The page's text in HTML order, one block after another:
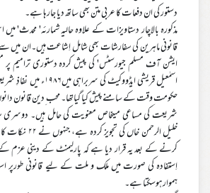
دستور کی ان دفعات کا عربی متن بھی ساتھ دیا جارہا ہے۔
مذکورہ بالاچار دستاویزات کے علاوہ حالیہ شمارئہ'
قانونی ماہرین کی سفارشات بھی شامل اِشاعت ہیں۔ان میں
ایشن آف مسلم جیورسٹس' کی پیش کردہ دستوری ترامیم
اسمٰعیل قریشی ایڈووکیٹ کی
حکومت ِوقت کے سامنے پیش کیا گیاتھا۔ محب ِدین قانون
شریعت کی مساعی میںخاص معنویت کی حامل ہیں۔
خلیل الرحمن خاں
کرنے کے بعد یہ قرار دیا ہے کہ پارلیمنٹ کے دینی عزم
اِستفادہ کی صورت میں ملک و ملت کے لیے قانونی طورپر
ہموارہوسکتا ہے۔